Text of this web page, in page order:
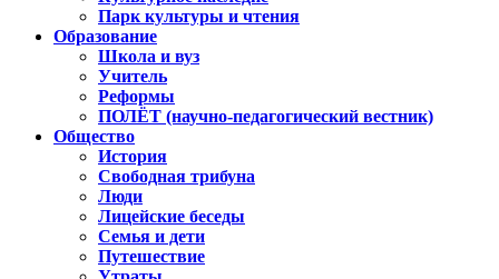
Парк культуры и чтения
Образование
Школа и вуз
Учитель
Реформы
ПОЛЁТ (научно-педагогический вестник)
Общество
История
Свободная трибуна
Люди
Лицейские беседы
Семья и дети
Путешествие